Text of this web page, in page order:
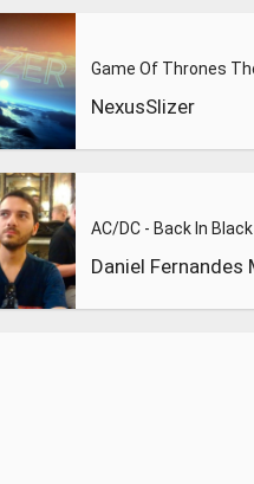
NexusSlizer
AC/DC - Back In Black